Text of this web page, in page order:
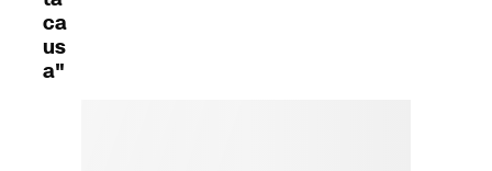
ca
us
a"